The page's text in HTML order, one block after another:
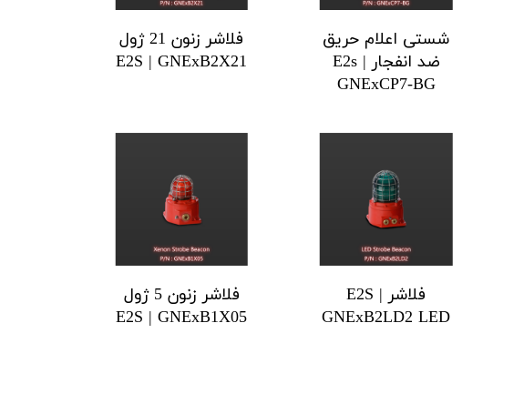
شستی اعلام حریق
ضد انفجار E2s |
GNExCP7-BG
فلاشر زنون 21 ژول
E2S | GNExB2X21
فلاشر E2S |
GNExB2LD2 LED
فلاشر زنون 5 ژول
E2S | GNExB1X05